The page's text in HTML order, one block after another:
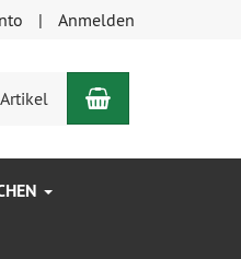
Anmelden
Warenkorb